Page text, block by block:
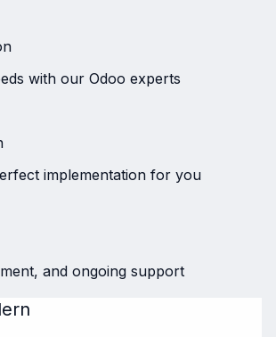
with our Odoo experts
implementation for you
and ongoing support